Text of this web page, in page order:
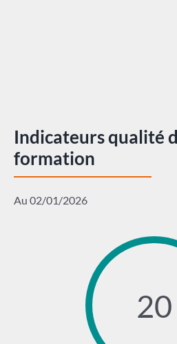
Indicateurs qualité
formation
Au 02/01/2026
20